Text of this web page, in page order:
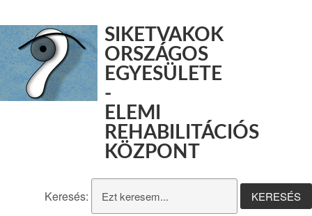
SIKETVAKOK
ORSZÁGOS
EGYESÜLETE
-
ELEMI
REHABILITÁCIÓS
KÖZPONT
Keresés: